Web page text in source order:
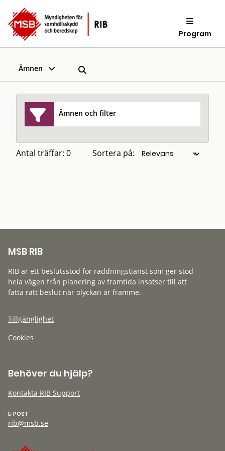
Program
Ämnen
Ämnen och filter
Antal träffar: 0 Sortera på:
MSB RIB
RIB är ett beslutsstöd för räddningstjänst som ger stöd
hela vägen från planering av framtida insatser till att
fatta rätt beslut när olyckan är framme.
Tillgänglighet
Cookies
Behöver du hjälp?
Kontakta RIB Support
E-POST
rib@msb.se